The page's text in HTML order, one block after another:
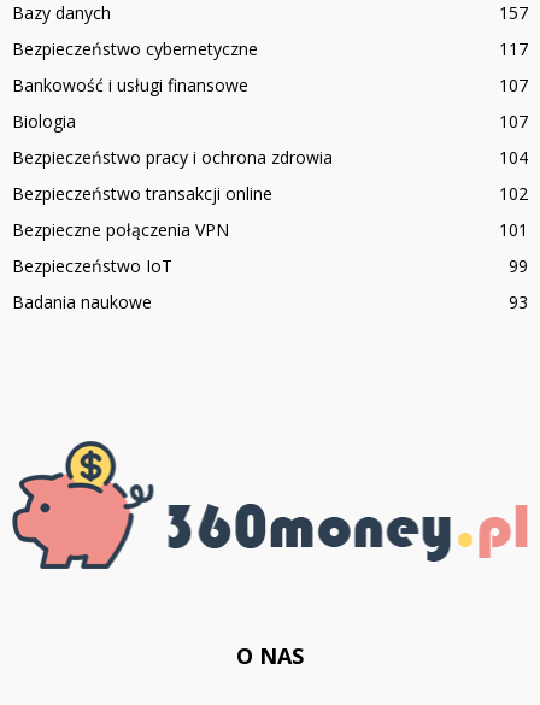
Bazy danych
157
Bezpieczeństwo cybernetyczne
117
Bankowość i usługi finansowe
107
Biologia
107
Bezpieczeństwo pracy i ochrona zdrowia
104
Bezpieczeństwo transakcji online
102
Bezpieczne połączenia VPN
101
Bezpieczeństwo IoT
99
Badania naukowe
93
O NAS